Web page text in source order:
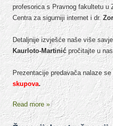
profesorica s Pravnog fakultetu u
Centra za sigurniji internet i dr.
Detaljnije izvješće naše više
Kaurloto-Martinićpročitajte u
Prezentacije predavača nalaze
skupova.
Read more »